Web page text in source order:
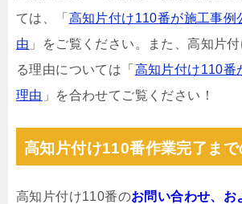
ては、「 高知片付け110番が施工事例
由 」をご覧ください。また、高知片
る理由については「 高知片付け110番
理由 」を合わせてご覧ください！
高知片付け110番作業完了ま
高知片付け110番のお問い合わせ、お